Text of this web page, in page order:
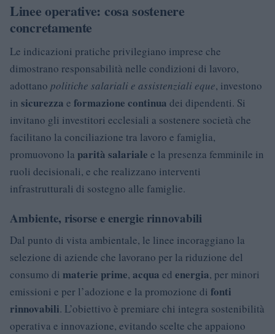
Linee operative: cosa sostenere
concretamente
Le indicazioni pratiche privilegiano imprese che
dimostrano responsabilità nelle condizioni di lavoro,
adottano politiche salariali e assistenziali eque, investono
in sicurezza e formazione continua dei dipendenti. Si
invitano gli investitori ecclesiali a sostenere società che
facilitano la conciliazione tra lavoro e famiglia,
promuovono la parità salariale e la presenza femminile in
ruoli decisionali, e che realizzano interventi
infrastrutturali di sostegno alle famiglie.
Ambiente, risorse e energie rinnovabili
Dal punto di vista ambientale, le linee incoraggiano la
selezione di aziende che lavorano per la riduzione del
consumo di materie prime, acqua ed energia, per minori
emissioni e per l’adozione e la promozione di fonti
rinnovabili. L’obiettivo è premiare chi integra sostenibilità
operativa e innovazione, evitando scelte che appaiono